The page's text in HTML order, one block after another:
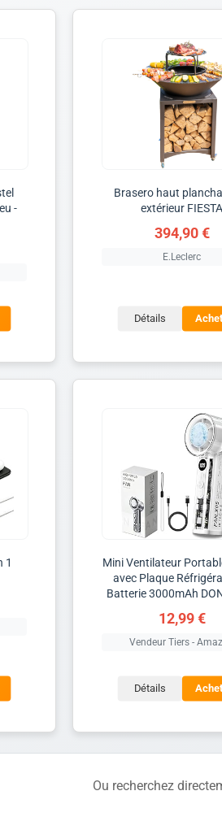
-
Brasero haut
extérieur FIESTA
394,90 €
E.Leclerc
Détails
1
Mini Ventilateur
avec Plaque
Batterie 3000mAh
12,99 €
Vendeur Tiers -
Détails
Ou recherchez